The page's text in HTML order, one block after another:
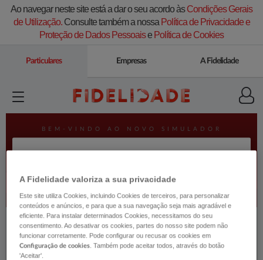
Ao navegar neste site está a dar o seu acordo àsCondições Gerais
de Utilização.Consulte também a nossa Política de Privacidade e
Proteção de Dados Pessoaise Política de Cookies
Particulares Empresas A Fidelidade
A Fidelidade valoriza a sua privacidade
Este site utiliza Cookies, incluindo Cookies de terceiros, para personalizar
conteúdos e anúncios, e para que a sua navegação seja mais agradável e
eficiente. Para instalar determinados Cookies, necessitamos do seu
consentimento. Ao desativar os cookies, partes do nosso site podem não
funcionar corretamente. Pode configurar ou recusar os cookies em
Configuração de cookies. Também pode aceitar todos, através do botão
'Aceitar'.